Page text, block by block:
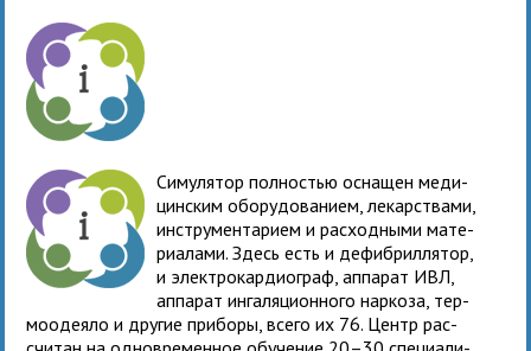
Симулятор пол­но­стью осна­щен меди­
цин­ским обо­ру­до­ва­нием, лекар­ствами,
инстру­мен­та­рием и рас­ход­ными мате­
ри­а­лами. Здесь есть и дефи­брил­ля­тор,
и элек­тро­кар­дио­граф, аппа­рат ИВЛ,
аппа­рат инга­ля­ци­он­ного нар­коза, тер­
мо­оде­яло и дру­гие при­боры, всего их 76. Центр рас­